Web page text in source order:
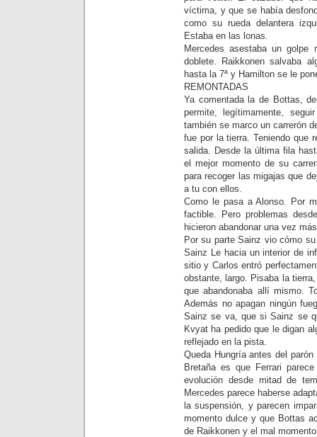
víctima, y que se había
como su rueda delantera
Estaba en las lonas.
Mercedes asestaba un golpe
doblete. Raikkonen salvaba
hasta la 7ª y Hamilton se le
REMONTADAS
Ya comentada la de Bottas,
permite, legítimamente,
también se marco un carrerón
fue por la tierra. Teniendo que
salida. Desde la última fila
el mejor momento de su
para recoger las migajas que
a tu con ellos.
Como le pasa a Alonso. Por
factible. Pero problemas
hicieron abandonar una vez
Por su parte Sainz vio cómo
Sainz Le hacia un interior de
sitio y Carlos entró
obstante, largo. Pisaba la
que abandonaba allí mismo.
Además no apagan ningún
Sainz se va, que si Sainz se
Kvyat ha pedido que le digan
reflejado en la pista.
Queda Hungría antes del
Bretaña es que Ferrari
evolución desde mitad de
Mercedes parece haberse
la suspensión, y parecen
momento dulce y que Bottas
de Raikkonen y el mal